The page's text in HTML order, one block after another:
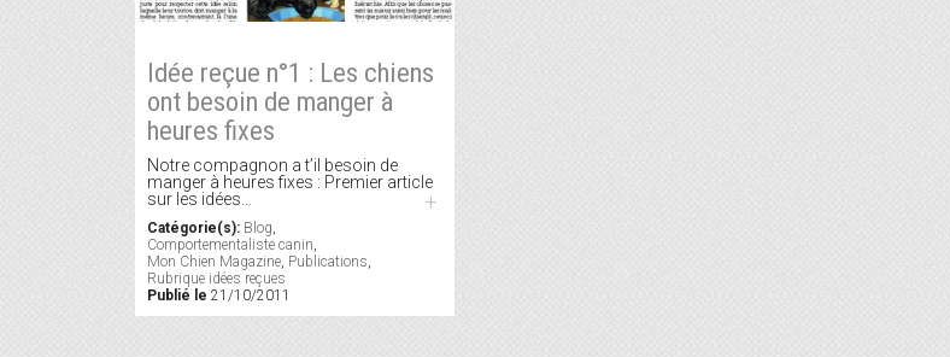
Idée reçue n°1 : Les chiens
ont besoin de manger à
heures fixes
Notre compagnon a t’il besoin de
manger à heures fixes : Premier article
sur les idées…
+
Catégorie(s): Blog,
Comportementaliste canin,
Mon Chien Magazine, Publications,
Rubrique idées reçues
Publié le 21/10/2011